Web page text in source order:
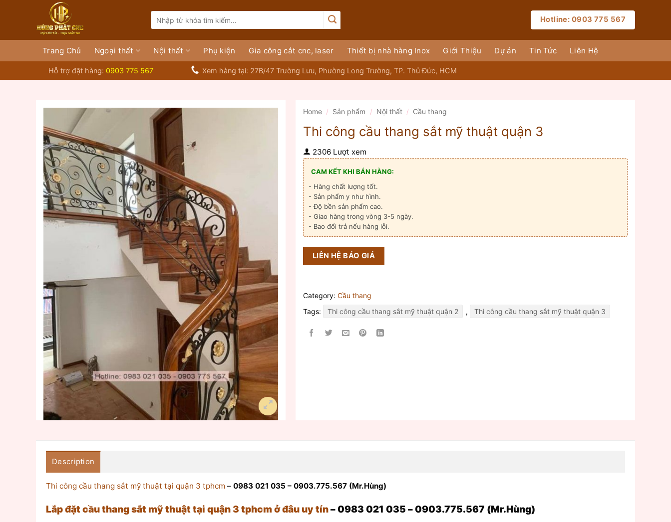
dung
for:
Hotline: 0903 775 567
Trang Chủ Ngoại thất Nội thất Phụ kiện Gia công cắt cnc, laser Thiết bị nhà hàng Inox Giới Thiệu Dự án Tin Tức Liên Hệ
Hỗ trợ đặt hàng: 0903 775 567 Xem hàng tại: 27B/47 Trường Lưu, Phường Long Trường, TP. Thủ Đức, HCM
Home / Sản phẩm / Nội thất / Cầu thang
Thi công cầu thang sắt mỹ thuật quận 3
2306 Lượt xem
CAM KẾT KHI BÁN HÀNG:
- Hàng chất lượng tốt.
- Sản phẩm y như hình.
- Độ bền sản phẩm cao.
- Giao hàng trong vòng 3-5 ngày.
- Bao đổi trả nếu hàng lỗi.
LIÊN HỆ BÁO GIÁ
Category: Cầu thang
Tags:
Thi công cầu thang sắt mỹ thuật quận 2 , Thi công cầu thang sắt mỹ thuật quận 3
Description
Thi công cầu thang sắt mỹ thuật tại quận 3 tphcm – 0983 021 035 – 0903.775.567 (Mr.Hùng)
Lắp đặt cầu thang sắt mỹ thuật tại quận 3 tphcm ở đâu uy tín– 0983 021 035 – 0903.775.567 (Mr.Hùng)